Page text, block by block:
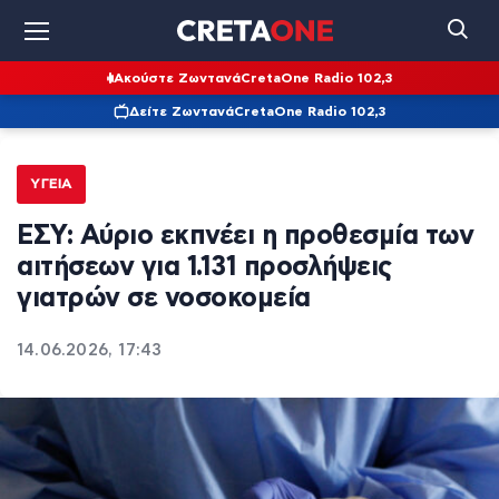
Ακούστε ΖωντανάCretaOne Radio 102,3
Δείτε ΖωντανάCretaOne Radio 102,3
ΥΓΕΊΑ
ΕΣΥ: Αύριο εκπνέει η προθεσμία των
αιτήσεων για 1.131 προσλήψεις
γιατρών σε νοσοκομεία
14.06.2026, 17:43